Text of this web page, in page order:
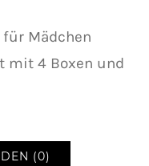
Mädchen
mit 4 Boxen und
(0)